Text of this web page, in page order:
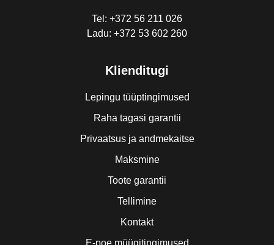
Tel: +372 56 211 026
Ladu: +372 53 602 260
Klienditugi
Lepingu tüüptingimused
Raha tagasi garantii
Privaatsus ja andmekaitse
Maksmine
Toote garantii
Tellimine
Kontakt
E-poe müügitingimused